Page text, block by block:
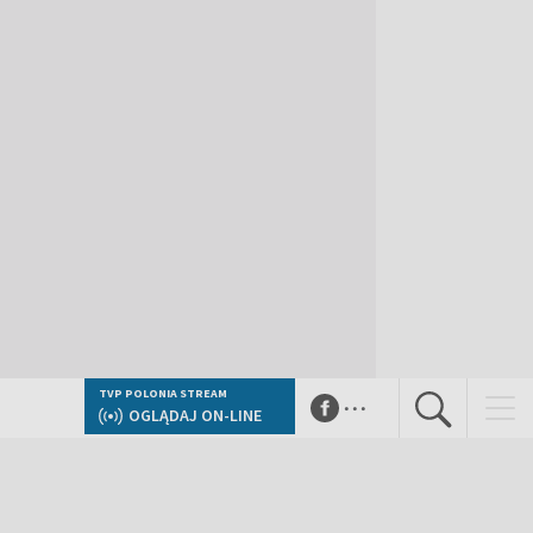
TVP POLONIA STREAM
OGLĄDAJ ON-LINE ...